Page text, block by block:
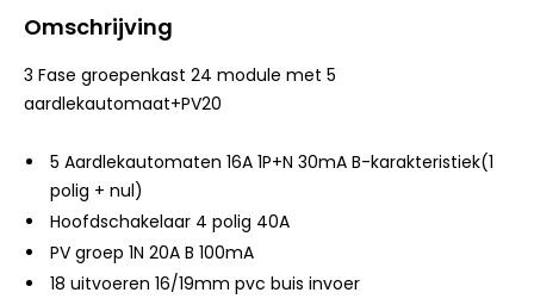
Omschrijving
3 Fase groepenkast 24 module met 5
aardlekautomaat+PV20
5 Aardlekautomaten 16A 1P+N 30mA B-karakteristiek(1
polig + nul)
Hoofdschakelaar 4 polig 40A
PV groep 1N 20A B 100mA
18 uitvoeren 16/19mm pvc buis invoer